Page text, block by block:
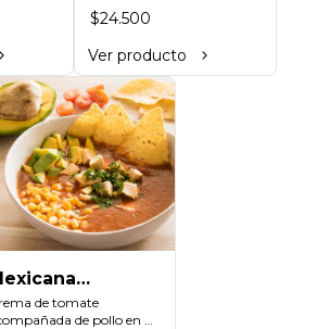
de
caramelizada, rúgula,
lechugas, vinagreta
$24.500
Ver producto
de tomate
de pollo en